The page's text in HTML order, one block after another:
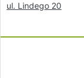
ul. Lindego 20